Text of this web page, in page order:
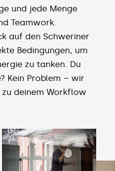
und jede Menge
Teamwork.
auf den Schweriner
Bedingungen, um
zu tanken. Du
Kein Problem – wir
deinem Workflow